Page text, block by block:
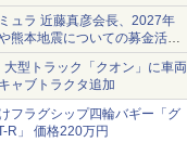
ュラ 近藤真彦会長、2027年
熊本地震についての募金活動
型トラック「クオン」に車両
ャブトラクタ追加
フラグシップ四輪バギー「グ
R」 価格220万円